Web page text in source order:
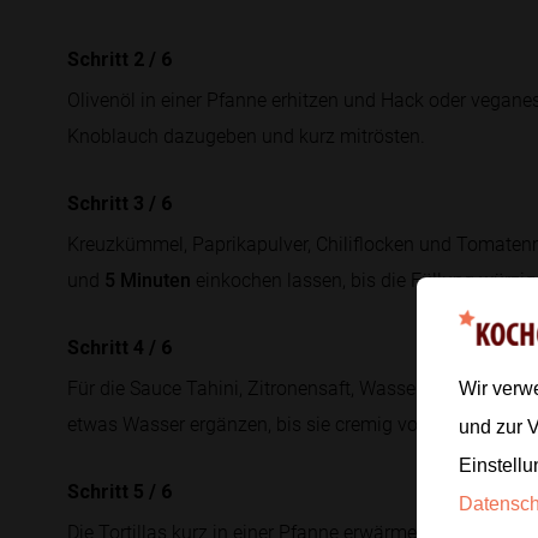
Schritt 2 / 6
Olivenöl in einer Pfanne erhitzen und Hack oder
Knoblauch dazugeben und kurz mitrösten.
Schritt 3 / 6
Kreuzkümmel, Paprikapulver, Chiliflocken und
und 5 Minuten einkochen lassen, bis die Füllung
Schritt 4 / 6
Für die Sauce Tahini, Zitronensaft, Wasser, Ahornsirup
etwas Wasser ergänzen, bis sie cremig vom Löffel läuft.
Schritt 5 / 6
Die Tortillas kurz in einer Pfanne erwärmen. Mit Käse,
Wir
und zur